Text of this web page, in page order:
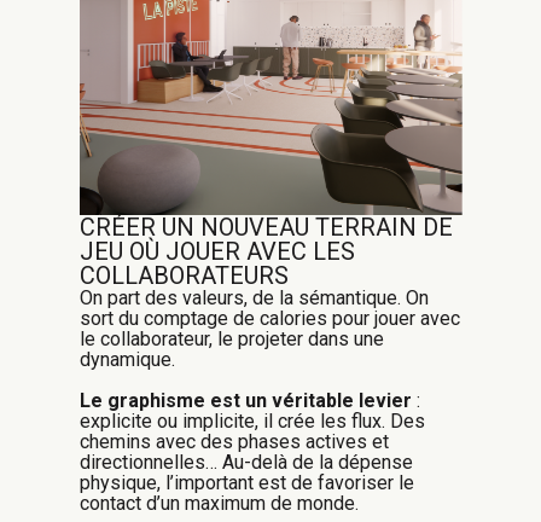
CRÉER UN NOUVEAU TERRAIN DE
JEU OÙ JOUER AVEC LES
COLLABORATEURS
On part des valeurs, de la sémantique. On
sort du comptage de calories pour jouer avec
le collaborateur, le projeter dans une
dynamique.
Le graphisme est un véritable levier :
explicite ou implicite, il crée les flux. Des
chemins avec des phases actives et
directionnelles… Au-delà de la dépense
physique, l’important est de favoriser le
contact d’un maximum de monde.